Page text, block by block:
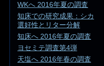
WKへ 2016年夏の調査
知床での研究成果：シカ
選好性とリター分解
知床へ 2016年夏の調査
ヨセミテ調査第4弾
天塩へ 2016年春の調査